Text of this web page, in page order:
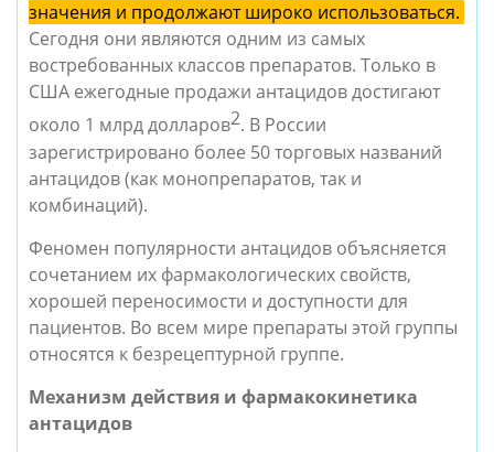
Сегодня они являются одним из самых
востребованных классов препаратов. Только в
США ежегодные продажи антацидов достигают
около 1 млрд долларов2. В России
зарегистрировано более 50 торговых названий
антацидов (как монопрепаратов, так и
комбинаций).
Феномен популярности антацидов объясняется
сочетанием их фармакологических свойств,
хорошей переносимости и доступности для
пациентов. Во всем мире препараты этой группы
относятся к безрецептурной группе.
Механизм действия и фармакокинетика
антацидов